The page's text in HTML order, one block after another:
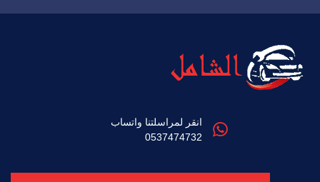
انقر لمراسلتنا واتساب
0537474732